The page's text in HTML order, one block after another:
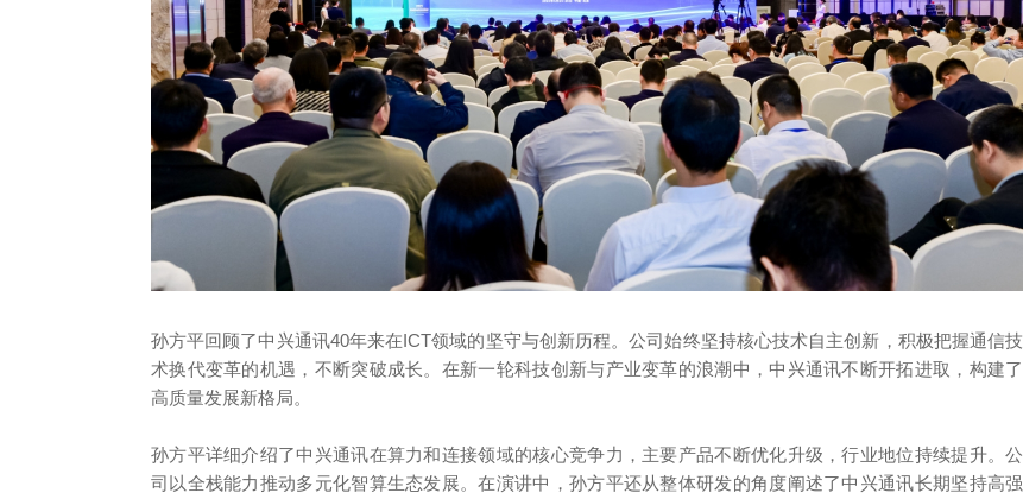
孙方平回顾了中兴通讯40年来在ICT领域的坚守与创新历程。公司始终坚持核心技术自主创新，积极把握通信技
术换代变革的机遇，不断突破成长。在新一轮科技创新与产业变革的浪潮中，中兴通讯不断开拓进取，构建了
高质量发展新格局。
孙方平详细介绍了中兴通讯在算力和连接领域的核心竞争力，主要产品不断优化升级，行业地位持续提升。公
司以全栈能力推动多元化智算生态发展。在演讲中，孙方平还从整体研发的角度阐述了中兴通讯长期坚持高强